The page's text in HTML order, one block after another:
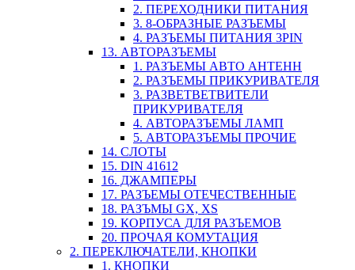
2. ПЕРЕХОДНИКИ ПИТАНИЯ
3. 8-ОБРАЗНЫЕ РАЗЪЕМЫ
4. РАЗЪЕМЫ ПИТАНИЯ 3PIN
13. АВТОРАЗЪЕМЫ
1. РАЗЪЕМЫ АВТО АНТЕНН
2. РАЗЪЕМЫ ПРИКУРИВАТЕЛЯ
3. РАЗВЕТВЕТВИТЕЛИ
ПРИКУРИВАТЕЛЯ
4. АВТОРАЗЪЕМЫ ЛАМП
5. АВТОРАЗЪЕМЫ ПРОЧИЕ
14. СЛОТЫ
15. DIN 41612
16. ДЖАМПЕРЫ
17. РАЗЪЕМЫ ОТЕЧЕСТВЕННЫЕ
18. РАЗЪМЫ GX, XS
19. КОРПУСА ДЛЯ РАЗЪЕМОВ
20. ПРОЧАЯ КОМУТАЦИЯ
2. ПЕРЕКЛЮЧАТЕЛИ, КНОПКИ
1. КНОПКИ